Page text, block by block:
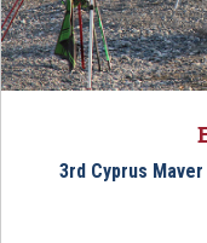
3rd Cyprus